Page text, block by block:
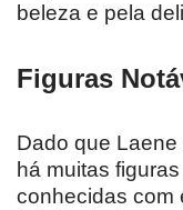
beleza e pela
Figuras
Dado que
há muitas
conhecidas com